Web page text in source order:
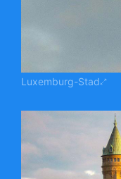
Luxemburg-Stad